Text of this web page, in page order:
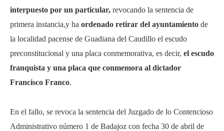
interpuesto por un particular, revocando la sentencia de
primera instancia,y ha ordenado retirar del ayuntamiento de
la localidad pacense de Guadiana del Caudillo el escudo
preconstitucional y una placa conmemorativa, es decir, el escudo
franquista y una placa que conmemora al dictador
Francisco Franco.
En el fallo, se revoca la sentencia del Juzgado de lo Contencioso
Administrativo número 1 de Badajoz con fecha 30 de abril de